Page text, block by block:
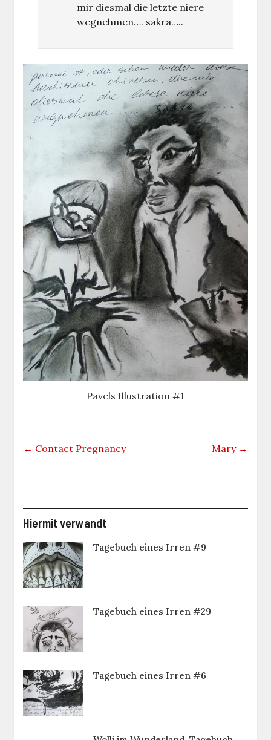
mir diesmal die letzte niere
wegnehmen…. sakra…..
Pavels Illustration #1
← Contact Pregnancy Mary →
Hiermit verwandt
Tagebuch eines Irren #9
Tagebuch eines Irren #29
Tagebuch eines Irren #6